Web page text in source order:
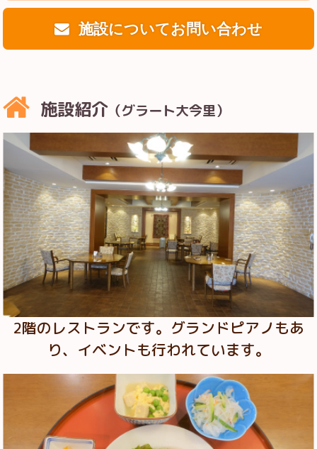
施設についてお問い合わせ
施設紹介 （グラート大今里）
2階のレストランです。グランドピアノもあ
り、イベントも行われています。